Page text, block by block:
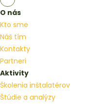
O nás
Kto sme
Náš tím
Kontakty
Partneri
Aktivity
Školenia inštalatérov
Štúdie a analýzy